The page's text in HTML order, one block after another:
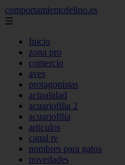
comportamientofelino.es
☰
Inicio
zona pro
comercio
aves
protagonistas
actualidad
acuariofilia 2
acuariofilia
articulos
canal tv
nombres para gatos
novedades